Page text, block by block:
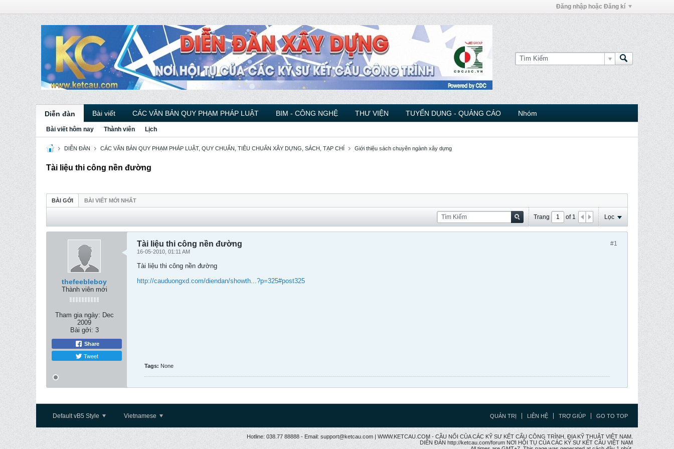
Đăng nhập hoặc Đăng kí
Diễn đàn Bài viết CÁC VĂN BẢN QUY PHẠM PHÁP LUẬT BIM - CÔNG NGHỆ THƯ VIỆN TUYỂN DỤNG - QUẢNG CÁO Nhóm
Bài viết hôm nay Thành viên Lịch
DIỄN ĐÀN CÁC VĂN BẢN QUY PHẠM PHÁP LUẬT, QUY CHUẨN, TIÊU CHUẨN XÂY DỰNG, SÁCH, TẠP CHÍ Giới thiệu sách chuyên ngành xây dựng
Tài liệu thi công nền đường
BÀI GỞI BÀI VIẾT MỚI NHẤT
Trang of 1 Lọc
thefeebleboy
Thành viên mới
Tham gia ngày: Dec
2009
Bài gởi: 3
Share
Tweet
#1
Tài liệu thi công nền đường
16-05-2010, 01:11 AM
Tài liệu thi công nền đường
http://cauduongxd.com/diendan/showth...?p=325#post325
Tags: None
Default vB5 Style Vietnamese QUẢN TRỊ LIÊN HỆ TRỢ GIÚP GO TO TOP
Hotline: 038.77 88888 - Email: support@ketcau.com | WWW.KETCAU.COM - CẦU NỐI CỦA CÁC KỸ SƯ KẾT CẤU CÔNG TRÌNH, ĐỊA KỸ THUẬT VIỆT NAM.
DIỄN ĐÀN http://ketcau.com/forum NƠI HỘI TỤ CỦA CÁC KỸ SƯ KẾT CÂU VIỆT NAM